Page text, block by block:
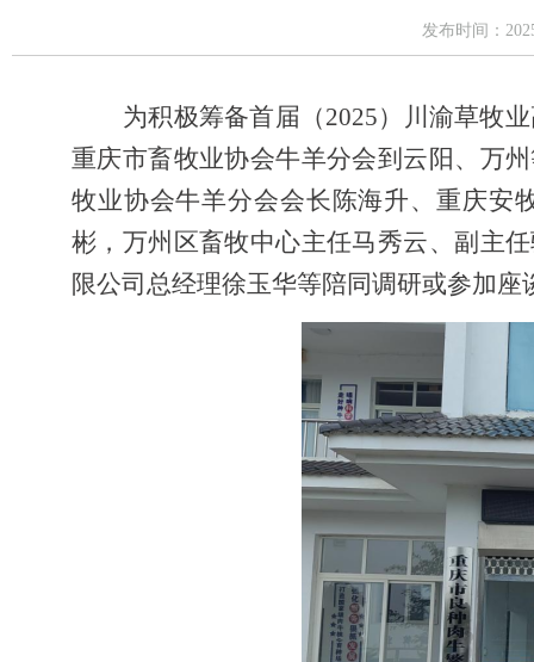
发布时间：
为积极筹备首届（2025）川渝草牧
重庆市畜牧业协会牛羊分会到云阳、万
牧业协会牛羊分会会长陈海升、重庆安
彬，万州区畜牧中心主任马秀云、副主
限公司总经理徐玉华等陪同调研或参加座